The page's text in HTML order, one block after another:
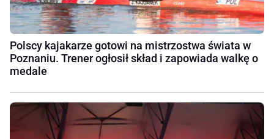
Polscy kajakarze gotowi na mistrzostwa świata w
Poznaniu. Trener ogłosił skład i zapowiada walkę o
medale